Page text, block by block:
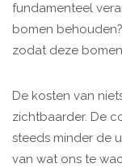
fundamenteel
bomen
zodat deze
De kosten van
zichtbaarder. De
steeds minder de
van wat ons te